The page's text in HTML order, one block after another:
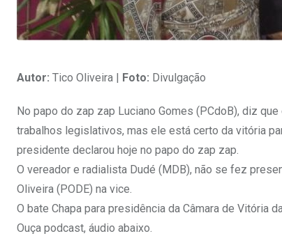
Autor: Tico Oliveira | Foto: Divulgação
No papo do zap zap Luciano Gomes (PCdoB), diz
trabalhos legislativos, mas ele está certo da vitória
presidente declarou hoje no papo do zap zap.
O vereador e radialista Dudé (MDB), não se fez
Oliveira (PODE) na vice.
O bate Chapa para presidência da Câmara de Vitória
Ouça podcast, áudio abaixo.